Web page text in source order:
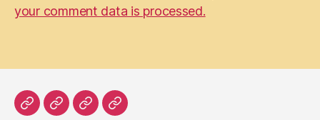
your comment data is processed.
HomeLiteratur
ProsaImpressum